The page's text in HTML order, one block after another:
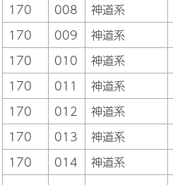
170
008 神道系
170
009 神道系
170
010 神道系
170
011 神道系
170
012 神道系
170
013 神道系
170
014 神道系